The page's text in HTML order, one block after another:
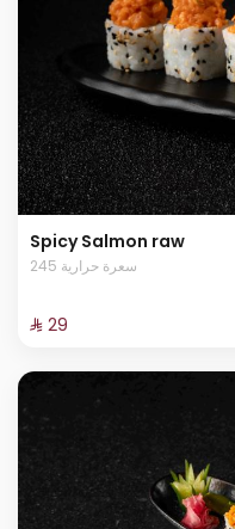
Spicy Salmon raw
245 سعرة حرارية
⁨⁦‪‬ 29⁩